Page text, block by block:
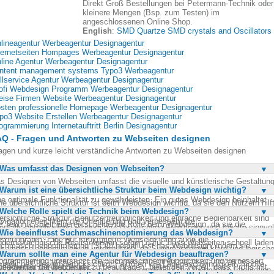
Direkt Groß Bestellungen bei Petermann-Technik oder
kleinere Mengen (Bsp. zum Testen) im
angeschlossenen Online Shop.
English: SMD Quartze SMD crystals and Oscillators
Werbeagentur Designagentur
Hompages Werbeagentur Designagentur
Agentur Werbeagentur Designagentur
management systems Typo3 Werbeagentur
Agentur Werbeagentur Designagentur
Webdesign Programm Werbeagentur Designagentur
Firmen Website Werbeagentur Designagentur
professionelle Homepage Werbeagentur Designagentur
Website Erstellen Werbeagentur Designagentur
Internetauftritt Berlin Designagentur
- Fragen und Antworten zu Webseiten designen
und kurze leicht verständliche Antworten zu Webseiten designen
Was umfasst das Designen von Webseiten?
Designen von Webseiten umfasst die visuelle und künstlerische Gestaltung
Internetseiten. Dazu gehört auch die technische Umsetzung der Seiten, um
optimale Funktionalität zu gewährleisten. Ein gutes Webdesign beinhaltet
klare visuelle Identität, ein zielgruppengerechtes Konzept und eine
Struktur. Benutzerfreundlichkeit und einfache Bedienbarkeit sind
entscheidend. Zudem müssen wichtige Funktionen und Inhalte
werden, um die Nutzererfahrung zu verbessern.
Warum ist eine übersichtliche Struktur beim Webdesign wichtig?
übersichtliche Struktur ist beim Webdesign wichtig, da sie den Nutzern
auf der Webseite besser zurechtzufinden. Eine klare Raumaufteilung und
erleichtern die Orientierung und verbessern die
Dies führt zu einer höheren Verweildauer und geringeren
Eine gut strukturierte Webseite kann auch die
unterstützen, da Suchmaschinen klare und logische
bevorzugen. Letztendlich trägt eine übersichtliche Struktur zur
der Nutzer bei.
Welche Rolle spielt die Technik beim Webdesign?
Technik spielt eine entscheidende Rolle beim Webdesign, da sie die
für die Funktionalität und Zuverlässigkeit der Webseite bildet.
technische Realisierungen sorgen dafür, dass Webseiten schnell laden
auf verschiedenen Geräten optimal dargestellt werden. Eine saubere
unterstützt die Suchmaschinenfreundlichkeit und verbessert
Ranking in Suchergebnissen. Zudem ermöglicht die Technik die Integration
Wie beeinflusst Suchmaschinenoptimierung das Webdesign?
(SEO) beeinflusst das Webdesign, indem sie
dass die Webseite in Suchmaschinen gut auffindbar ist. Ein SEO-
Design berücksichtigt Faktoren wie Ladegeschwindigkeit, mobile
Warum sollte man eine Agentur für Webdesign beauftragen?
Agentur für Webdesign zu beauftragen, bietet den Vorteil, dass Profis mit